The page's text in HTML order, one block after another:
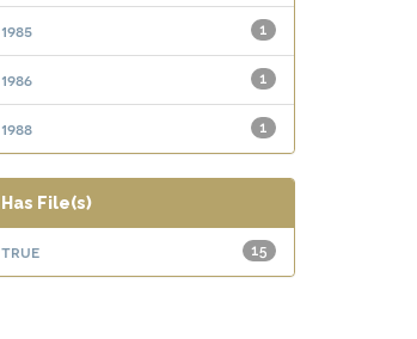
1
1985
1
1986
1
1988
Has File(s)
15
true